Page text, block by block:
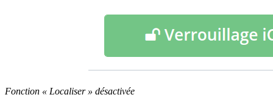
Fonction « Localiser » désactivée